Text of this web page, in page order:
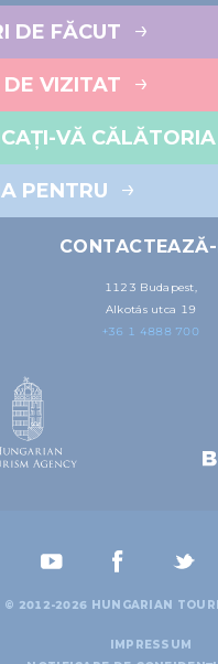
DE FĂCUT
DE VIZITAT
VĂ CĂLĂTORIA
PENTRU
1123 Budapest,
Alkotás utca 19
+36 1 4888 700
© 2012-2026 HUNGARIAN
IMPRESSUM